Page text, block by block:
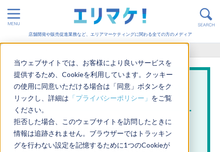
当ウェブサイトでは、お客様により良いサービスを
提供するため、Cookieを利用しています。クッキー
の使用に同意いただける場合は「同意」ボタンをク
リックし、詳細は 「プライバシーポリシー」 をご覧
ください。
拒否した場合、このウェブサイトを訪問したときに
情報は追跡されません。ブラウザーではトラッキン
グを行わない設定を記憶するために1つのCookieが
店舗開発や販売促進業務など、エリアマーケティングに関わる全ての方のメディア